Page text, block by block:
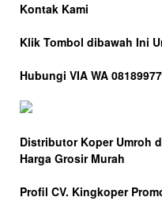
Kontak Kami
Klik Tombol dibawah Ini
Hubungi VIA WA
Distributor Koper Umroh
Harga Grosir Murah
Profil CV. Kingkoper